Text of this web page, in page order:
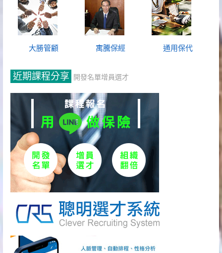
大勝管顧 寓騰保經 通用保代
近期課程分享 開發名單增員選才